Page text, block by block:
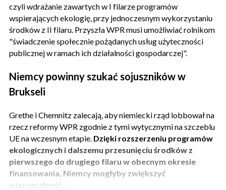
czyli wdrażanie zawartych w I filarze programów
wspierających ekologię, przy jednoczesnym wykorzystaniu
środków z II filaru. Przyszła WPR musi umożliwiać rolnikom
"świadczenie społecznie pożądanych usług użyteczności
publicznej w ramach ich działalności gospodarczej".
Niemcy powinny szukać sojuszników w
Brukseli
Grethe i Chemnitz zalecają, aby niemiecki rząd lobbował na
rzecz reformy WPR zgodnie z tymi wytycznymi na szczeblu
UE na wczesnym etapie. Dzięki rozszerzeniu programów
ekologicznych i dalszemu przesunięciu środków z
pierwszego do drugiego filaru w obecnym okresie
finansowania, Niemcy mogłyby zwiększyć
wiarygodność...